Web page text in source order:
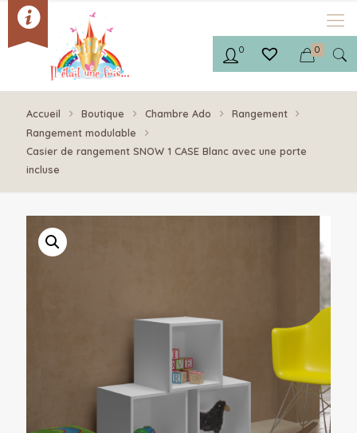
0 0
Accueil Boutique Chambre Ado
Rangement
Rangement modulable
Casier de rangement SNOW 1 CASE Blanc avec une porte
incluse